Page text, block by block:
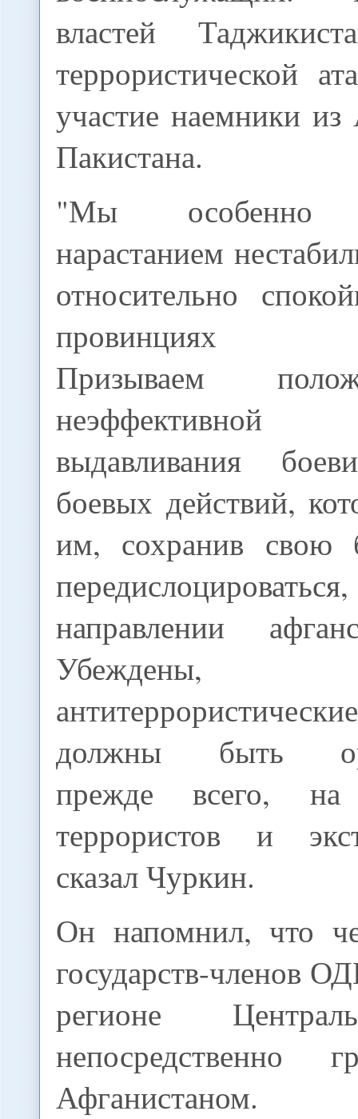
властей
террористической
участие наемники
Пакистана.
"Мы особенно
нарастанием
относительно
провинциях
Призываем
выдавливания
боевых действий,
им, сохранив свою
направлении
должны быть
прежде всего, на
террористов и
сказал Чуркин.
Он напомнил, что
государств-членов
регионе
непосредственно
Афганистаном.